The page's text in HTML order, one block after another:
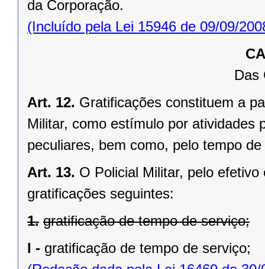
da Corporação.
(Incluído pela Lei 15946 de 09/09/
Das
Art. 12. Gratificações constituem a
Militar, como estímulo por atividades
peculiares, bem como, pelo tempo
Art. 13. O Policial Militar, pelo
gratificações seguintes:
1. gratificação de tempo de serviço;
I - gratificação de tempo de serviço;